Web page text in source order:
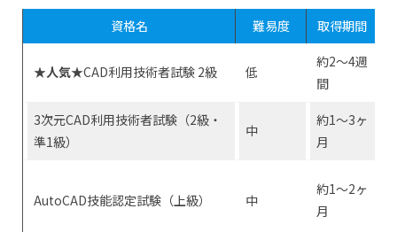
資格名 難易度 取得期間
★人気★CAD利用技術者試験 2級 低
約2〜4週
間
3次元CAD利用技術者試験（2級・
準1級）
中
約1〜3ヶ
月
AutoCAD技能認定試験（上級） 中
約1〜2ヶ
月